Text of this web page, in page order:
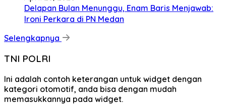
Delapan Bulan Menunggu, Enam Baris Menjawab:
Ironi Perkara di PN Medan
Selengkapnya
TNI POLRI
Ini adalah contoh keterangan untuk widget dengan
kategori otomotif, anda bisa dengan mudah
memasukkannya pada widget.